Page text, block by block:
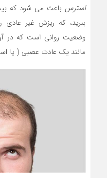
استرس باعث می شود که
ببرید، که ریزش غیر عادی
وضعیت روانی است که در
مانند یک عادت عصبی ( یا